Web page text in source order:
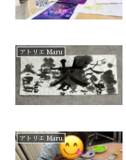
アトリエ Maru
アトリエ Maru